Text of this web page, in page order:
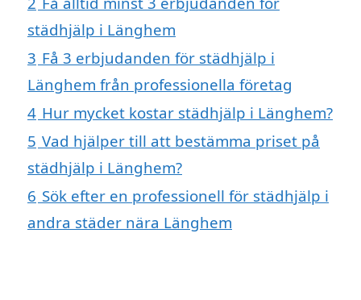
städhjälp i Länghem
3 Få 3 erbjudanden för städhjälp i
Länghem från professionella företag
4 Hur mycket kostar städhjälp i Länghem?
5 Vad hjälper till att bestämma priset på
städhjälp i Länghem?
6 Sök efter en professionell för städhjälp i
andra städer nära Länghem